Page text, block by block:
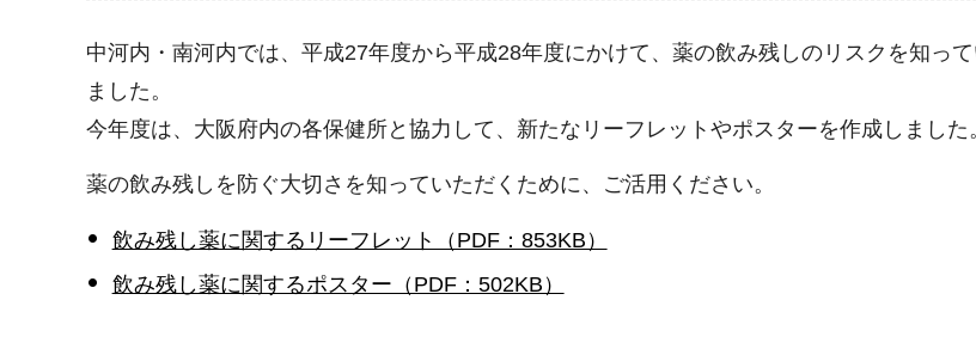
中河内・南河内では、平成27年度から平成28年度にかけて、薬の飲み残しのリスクを知っ
ました。
今年度は、大阪府内の各保健所と協力して、新たなリーフレットやポスターを作成しました
薬の飲み残しを防ぐ大切さを知っていただくために、ご活用ください。
飲み残し薬に関するリーフレット（PDF：853KB）
飲み残し薬に関するポスター（PDF：502KB）